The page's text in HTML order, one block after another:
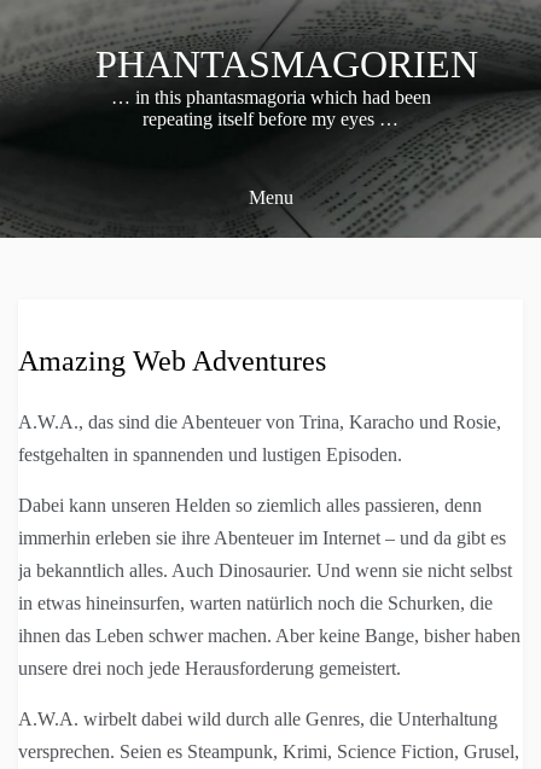
content
PHANTASMAGORIEN
… in this phantasmagoria which had been
repeating itself before my eyes …
Menu
Amazing Web Adventures
A.W.A., das sind die Abenteuer von Trina, Karacho und Rosie,
festgehalten in spannenden und lustigen Episoden.
Dabei kann unseren Helden so ziemlich alles passieren, denn
immerhin erleben sie ihre Abenteuer im Internet – und da gibt es
ja bekanntlich alles. Auch Dinosaurier. Und wenn sie nicht selbst
in etwas hineinsurfen, warten natürlich noch die Schurken, die
ihnen das Leben schwer machen. Aber keine Bange, bisher haben
unsere drei noch jede Herausforderung gemeistert.
A.W.A. wirbelt dabei wild durch alle Genres, die Unterhaltung
versprechen. Seien es Steampunk, Krimi, Science Fiction, Grusel,